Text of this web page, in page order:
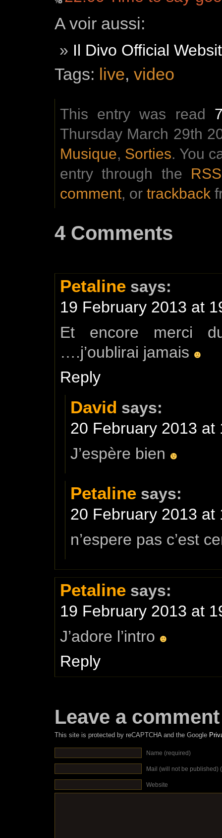
A voir aussi:
Il Divo Official
Tags: live, video
This entry was read
Thursday March 29th
Musique, Sorties. You
entry through the
comment, or trackback
4 Comments
Petaline says:
19 February 2013 at
Et encore merci
….j’oublirai jamais
Reply
David says:
20 February 2013 at
J’espère bien
Petaline says:
20 February 2013 at
n’espere pas c’est
Petaline says:
19 February 2013 at
J’adore l’intro
Reply
Leave a comment
This site is protected by reCAPTCHA and the Google
Name (required)
Mail (will not be published)
Website